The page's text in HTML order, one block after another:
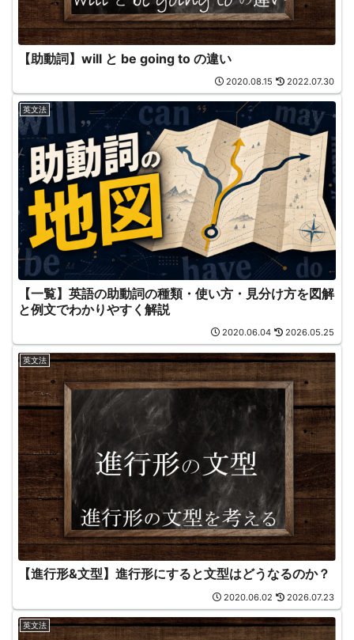
【助動詞】will と be going to の違い
2020.08.15 2022.07.30
英文法
【一覧】英語の助動詞の種類・使い方・見分け方を図解
と例文でわかりやすく解説
2020.06.04 2026.05.25
英文法
【進行形&文型】進行形にすると文型はどうなるのか？
2020.06.02 2026.07.23
英文法